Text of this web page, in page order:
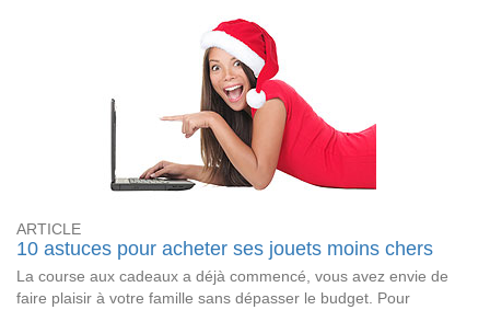
ARTICLE
10 astuces pour acheter ses jouets moins chers
La course aux cadeaux a déjà commencé, vous avez envie de
faire plaisir à votre famille sans dépasser le budget. Pour